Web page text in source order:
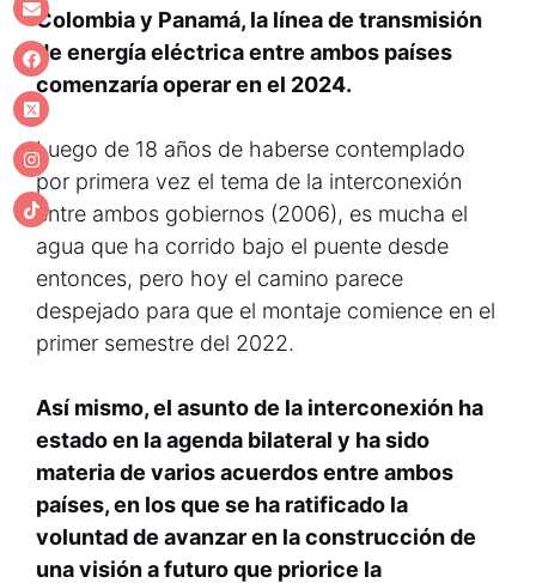
Colombia y Panamá, la línea de transmisión
de energía eléctrica entre ambos países
comenzaría operar en el 2024.
Luego de 18 años de haberse contemplado
por primera vez el tema de la interconexión
entre ambos gobiernos (2006), es mucha el
agua que ha corrido bajo el puente desde
entonces, pero hoy el camino parece
despejado para que el montaje comience en el
primer semestre del 2022.
Así mismo, el asunto de la interconexión ha
estado en la agenda bilateral y ha sido
materia de varios acuerdos entre ambos
países, en los que se ha ratificado la
voluntad de avanzar en la construcción de
una visión a futuro que priorice la